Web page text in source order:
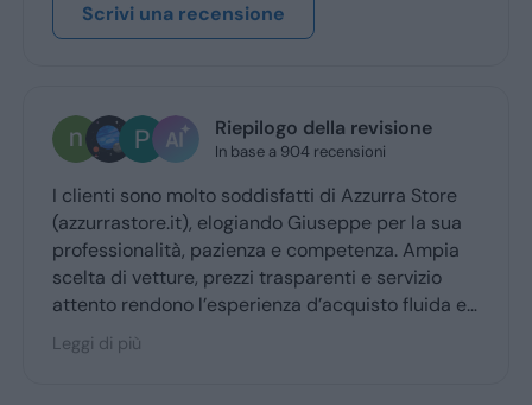
Scrivi una recensione
Riepilogo della revisione
In base a 904 recensioni
sono molto soddisfatti di Azzurra Store
elogiando Giuseppe per la sua
pazienza e competenza. Ampia
di vetture, prezzi trasparenti e servizio
rendono l’esperienza d’acquisto fluida e
per la maggior parte degli utenti.